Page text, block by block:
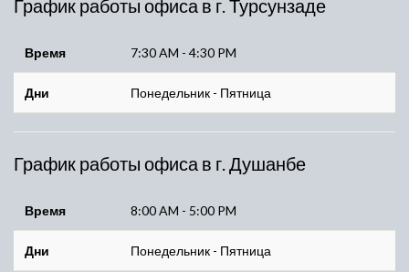
График работы офиса в г. Турсунзаде
Время 7:30 AM - 4:30 PM
Дни Понедельник - Пятница
График работы офиса в г. Душанбе
Время 8:00 AM - 5:00 PM
Дни Понедельник - Пятница